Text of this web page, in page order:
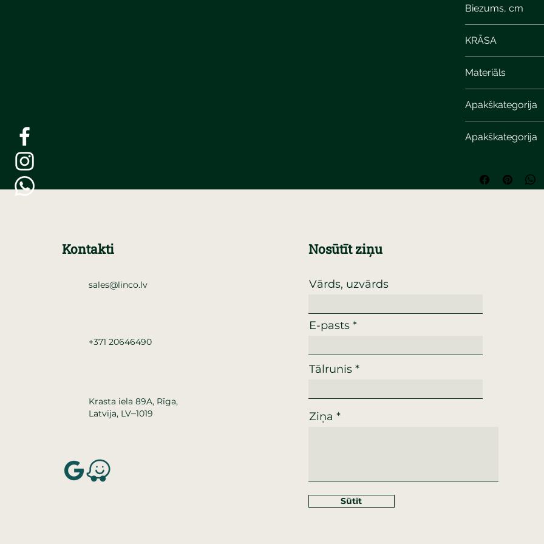
Biezums, cm
KRĀSA
Materiāls
Apakškategorija
Apakškategorija
Kontakti
sales@linco.lv
+371 20646490
Krasta iela 89A, Rīga,
Latvija, LV–1019
Nosūtīt ziņu
Vārds, uzvārds
E-pasts
Tālrunis
Ziņa
Sūtīt